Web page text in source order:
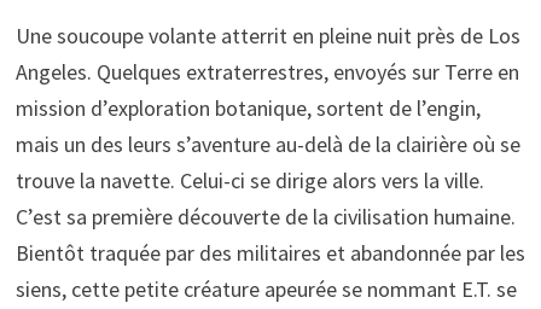
Une soucoupe volante atterrit en pleine nuit près de Los
Angeles. Quelques extraterrestres, envoyés sur Terre en
mission d’exploration botanique, sortent de l’engin,
mais un des leurs s’aventure au-delà de la clairière où se
trouve la navette. Celui-ci se dirige alors vers la ville.
C’est sa première découverte de la civilisation humaine.
Bientôt traquée par des militaires et abandonnée par les
siens, cette petite créature apeurée se nommant E.T. se